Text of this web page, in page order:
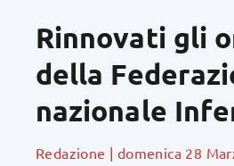
Rinnovati gli
della
nazionale
Redazione | domenica 28